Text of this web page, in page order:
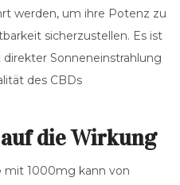
werden, um ihre Potenz zu
sicherzustellen. Es ist
Sonneneinstrahlung
des CBDs
die Wirkung
mit 1000mg kann von